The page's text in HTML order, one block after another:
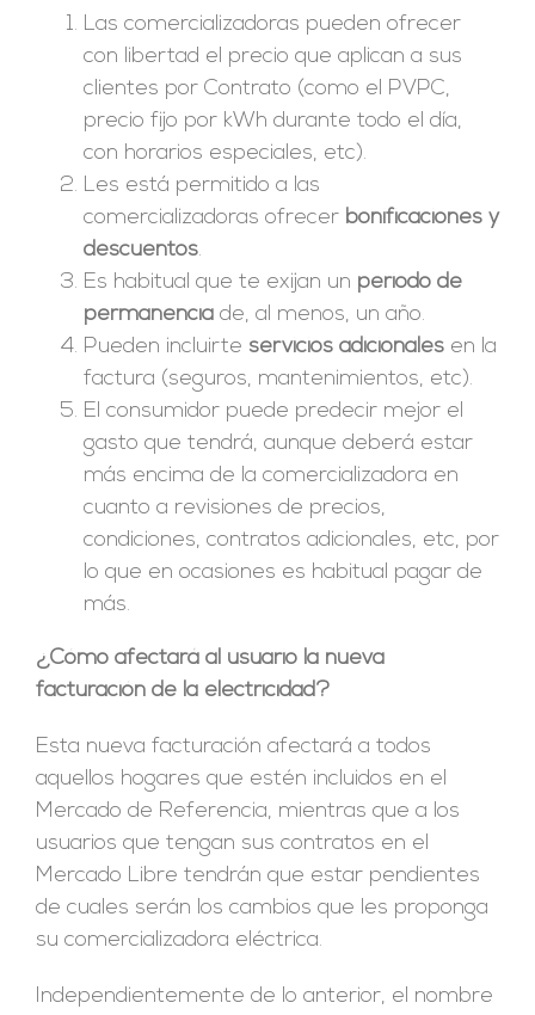
Las comercializadoras pueden ofrecer
con libertad el precio que aplican a sus
clientes por Contrato (como el PVPC,
precio fijo por kWh durante todo el día,
con horarios especiales, etc).
Les está permitido a las
comercializadoras ofrecer bonificaciones y
descuentos.
Es habitual que te exijan un periodo de
permanenciade, al menos, un año.
Pueden incluirte servicios adicionalesen la
factura (seguros, mantenimientos, etc).
El consumidor puede predecir mejor el
gasto que tendrá, aunque deberá estar
más encima de la comercializadora en
cuanto a revisiones de precios,
condiciones, contratos adicionales, etc, por
lo que en ocasiones es habitual pagar de
más.
¿Cómo afectará al usuario la nueva
facturación de la electricidad?
Esta nueva facturación afectará a todos
aquellos hogares que estén incluidos en el
Mercado de Referencia, mientras que a los
usuarios que tengan sus contratos en el
Mercado Libre tendrán que estar pendientes
de cuales serán los cambios que les proponga
su comercializadora eléctrica.
Independientemente de lo anterior, el nombre